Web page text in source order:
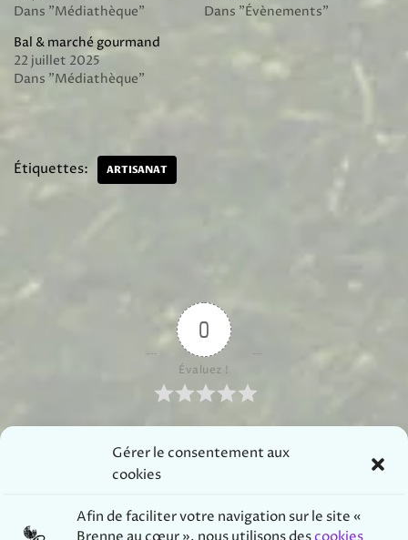
Gérer le consentement aux
cookies
Afin defaciliter votre navigation sur le site «
Dans "Médiathèque"
Dans "Évènements"
Bal & marché gourmand
22 juillet 2025
Dans "Médiathèque"
Étiquettes: ARTISANAT
0
Évaluez !